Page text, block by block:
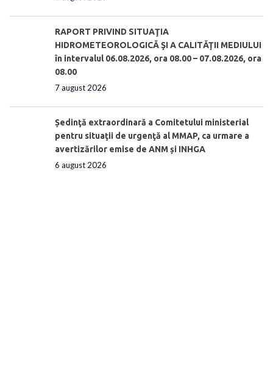
RAPORT PRIVIND SITUAŢIA
HIDROMETEOROLOGICĂ ŞI A CALITĂŢII MEDIULUI
în intervalul 06.08.2026, ora 08.00 – 07.08.2026, ora
08.00
7 august 2026
Ședinţă extraordinară a Comitetului ministerial
pentru situaţii de urgenţă al MMAP, ca urmare a
avertizărilor emise de ANM și INHGA
6 august 2026